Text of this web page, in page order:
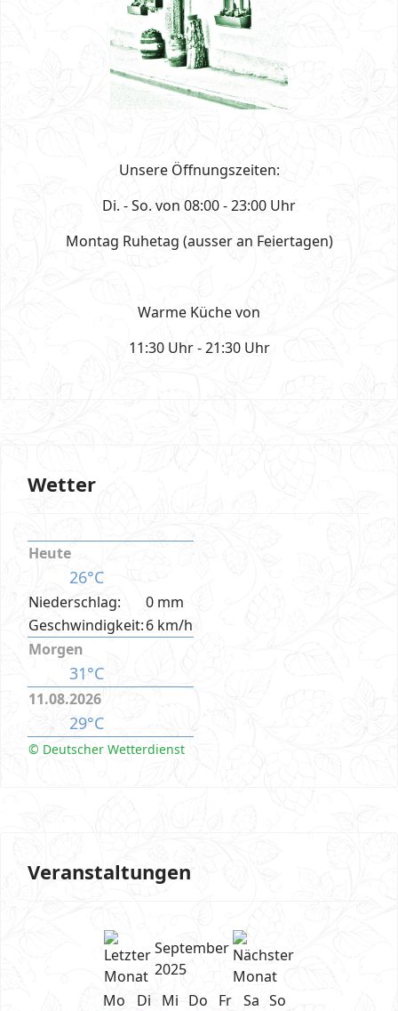
Unsere Öffnungszeiten:
Di. - So. von 08:00 - 23:00 Uhr
Montag Ruhetag (ausser an Feiertagen)
Warme Küche von
11:30 Uhr - 21:30 Uhr
Wetter
Heute
26°C
Niederschlag:
0 mm
Geschwindigkeit:6 km/h
Morgen
31°C
11.08.2026
29°C
© Deutscher Wetterdienst
Veranstaltungen
September
2025
Mo
Di Mi Do Fr Sa So